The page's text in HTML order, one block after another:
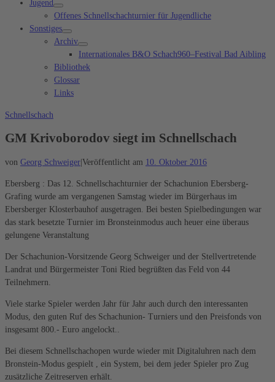
Jugend
Offenes Schnellschachturnier für Jugendliche
Sonstiges
Archiv
Internationales B&O Schach960–Festival Bad Aibling
Bibliothek
Glossar
Links
Schnellschach
GM Krivoborodov siegt im Schnellschach
von Georg Schweiger|Veröffentlicht am 10. Oktober 2016
Ebersberg : Das 12. Schnellschachturnier der Schachunion Ebersberg-
Grafing wurde am vergangenen Samstag wieder im Bürgerhaus im
Ebersberger Klosterbauhof ausgetragen. Bei besten Spielbedingungen war
das stark besetzte Turnier im Bronsteinmodus auch heuer eine überaus
gelungene Veranstaltung
Der Schachunion-Vorsitzende Georg Schweiger und der Stellvertretende
Landrat und Bürgermeister Toni Ried begrüßten das Feld von 44
Teilnehmern.
Viele starke Spieler werden Jahr für Jahr auch durch den interessanten
Modus, den guten Ruf des Schachunion- Turniers und den Preisfonds von
insgesamt 800.- Euro angelockt..
Bei diesem Schnellschachopen wurde wieder mit Digitaluhren nach dem
Bronstein-Modus gespielt , ein System, bei dem jeder Spieler pro Zug
zusätzliche Zeitreserven erhält.